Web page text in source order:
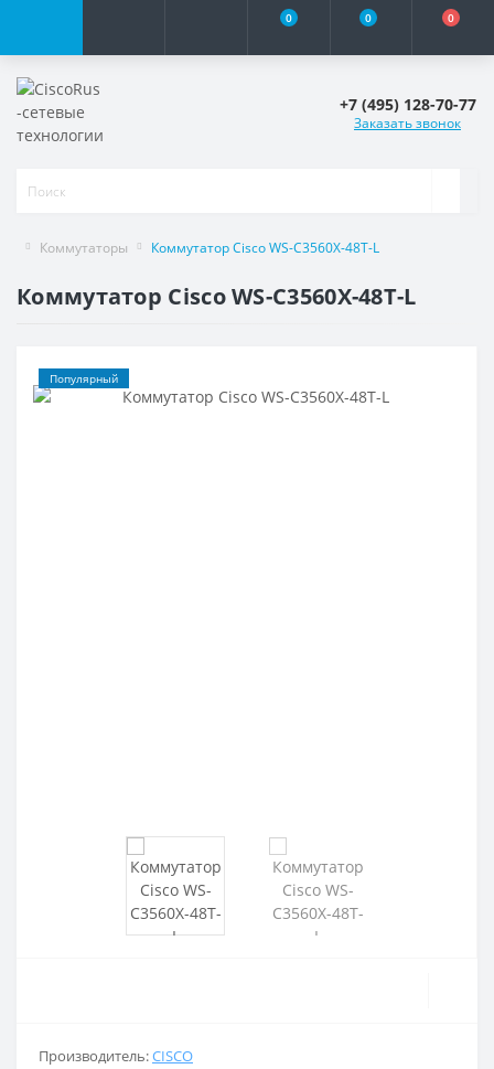
0 0 0
+7 (495) 128-70-77
Заказать звонок
Коммутаторы Коммутатор Cisco WS-C3560X-48T-L
Коммутатор Cisco WS-C3560X-48T-L
Популярный
Производитель:CISCO